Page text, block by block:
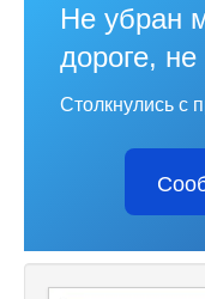
Не убран
дороге,
Столкнулись с